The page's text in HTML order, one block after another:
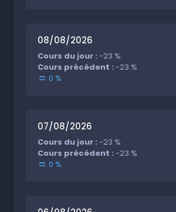
08/08/2026
Cours du jour : -23 %
Cours précédent : -23 %
0 %
07/08/2026
Cours du jour : -23 %
Cours précédent : -23 %
0 %